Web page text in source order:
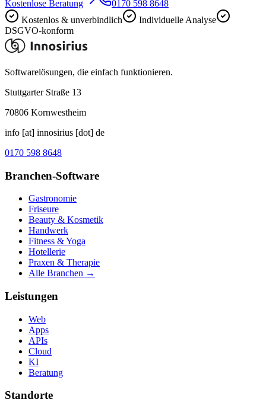
Kostenlose Beratung
0170 598 8648
Kostenlos & unverbindlich
Individuelle Analyse
DSGVO-konform
Softwarelösungen, die einfach funktionieren.
Stuttgarter Straße 13
70806 Kornwestheim
info [at] innosirius [dot] de
0170 598 8648
Branchen-Software
Gastronomie
Friseure
Beauty & Kosmetik
Handwerk
Fitness & Yoga
Hotellerie
Praxen & Therapie
Alle Branchen →
Leistungen
Web
Apps
APIs
Cloud
KI
Beratung
Standorte